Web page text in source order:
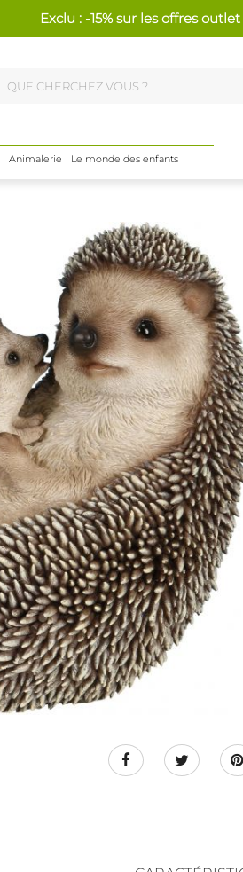
Exclu : -15% sur les offres
Animalerie Le monde des enfants